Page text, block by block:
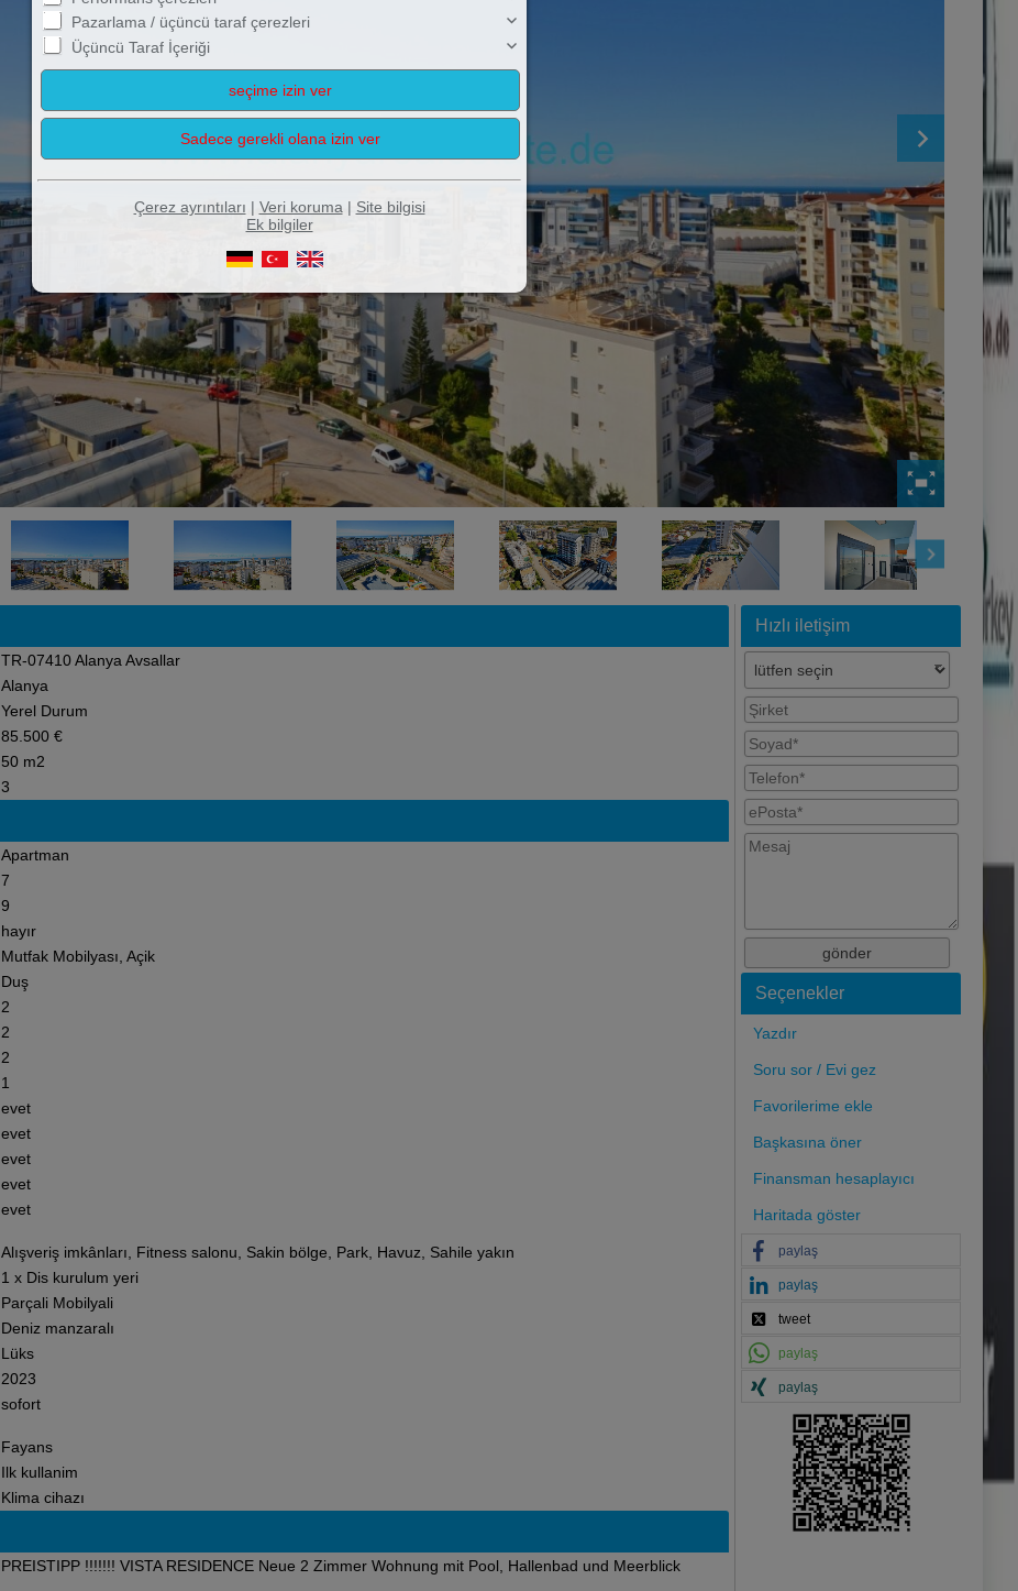
Hızlı iletişim
Seçenekler
Yazdır
Soru sor / Evi gez
Favorilerime ekle
Başkasına öner
Finansman hesaplayıcı
Haritada göster
paylaş
paylaş
tweet
paylaş
paylaş
TR-07410 Alanya Avsallar
Alanya
Yerel Durum
85.500 €
50 m2
3
Apartman
7
9
hayır
Mutfak Mobilyası, Açik
Duş
2
2
2
1
evet
evet
evet
evet
evet
Alışveriş imkânları, Fitness salonu, Sakin bölge, Park, Havuz, Sahile yakın
1 x Dis kurulum yeri
Parçali Mobilyali
Deniz manzaralı
Lüks
2023
sofort
Fayans
Ilk kullanim
Klima cihazı
PREISTIPP !!!!!!! VISTA RESIDENCE Neue 2 Zimmer Wohnung mit Pool, Hallenbad und Meerblick
Pazarlama / üçüncü taraf çerezleri
Üçüncü Taraf İçeriği
Çerez ayrıntıları | Veri koruma | Site bilgisi
Ek bilgiler